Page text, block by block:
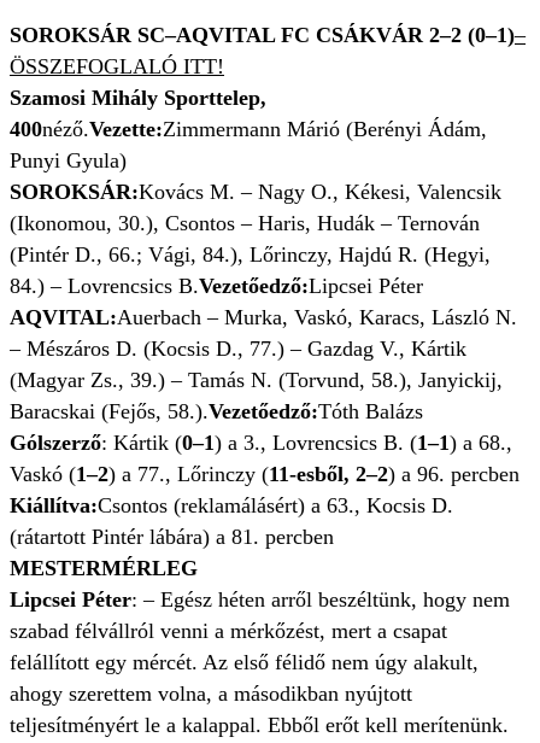
SOROKSÁR SC–AQVITAL FC CSÁKVÁR 2–2 (0–1)–
ÖSSZEFOGLALÓ ITT!
Szamosi Mihály Sporttelep,
400néző.Vezette:Zimmermann Márió (Berényi Ádám,
Punyi Gyula)
SOROKSÁR:Kovács M. – Nagy O., Kékesi, Valencsik
(Ikonomou, 30.), Csontos – Haris, Hudák – Ternován
(Pintér D., 66.; Vági, 84.), Lőrinczy, Hajdú R. (Hegyi,
84.) – Lovrencsics B.Vezetőedző:Lipcsei Péter
AQVITAL:Auerbach – Murka, Vaskó, Karacs, László N.
– Mészáros D. (Kocsis D., 77.) – Gazdag V., Kártik
(Magyar Zs., 39.) – Tamás N. (Torvund, 58.), Janyickij,
Baracskai (Fejős, 58.).Vezetőedző:Tóth Balázs
Gólszerző: Kártik (0–1) a 3., Lovrencsics B. (1–1) a 68.,
Vaskó (1–2) a 77., Lőrinczy (11-esből, 2–2) a 96. percben
Kiállítva:Csontos (reklamálásért) a 63., Kocsis D.
(rátartott Pintér lábára) a 81. percben
MESTERMÉRLEG
Lipcsei Péter: – Egész héten arről beszéltünk, hogy nem
szabad félvállról venni a mérkőzést, mert a csapat
felállított egy mércét. Az első félidő nem úgy alakult,
ahogy szerettem volna, a másodikban nyújtott
teljesítményért le a kalappal. Ebből erőt kell merítenünk.